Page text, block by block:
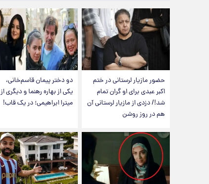
حضور مازیار لرستانی در ختم
اکبر عبدی برای او گران تمام
شد!/ دزدی از مازیار لرستانی آن
هم در روز روشن
دو دختر پیمان قاسم‌خانی،
یکی از بهاره رهنما و دیگری از
میترا ابراهیمی؛ در یک قاب!